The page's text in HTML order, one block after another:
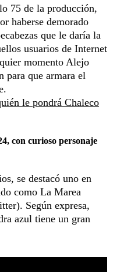
75 de la producción,
haberse demorado
que le daría la
usuarios de Internet
momento Alejo
para que armara el
le pondrá Chaleco
con curioso personaje
se destacó uno en
como La Marea
Según expresa,
azul tiene un gran